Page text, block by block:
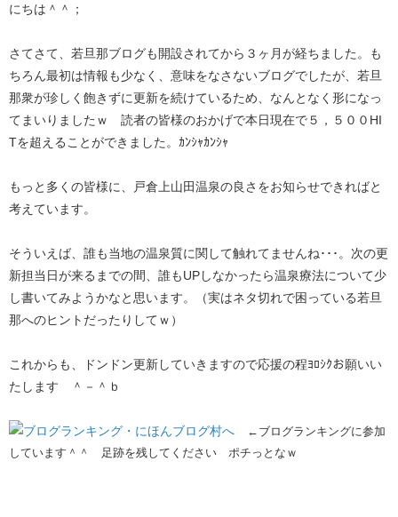
にちは＾＾；
さてさて、若旦那ブログも開設されてから３ヶ月が経ちました。も
ちろん最初は情報も少なく、意味をなさないブログでしたが、若旦
那衆が珍しく飽きずに更新を続けているため、なんとなく形になっ
てまいりましたｗ 読者の皆様のおかげで本日現在で５，５００HI
Tを超えることができました。ｶﾝｼｬｶﾝｼｬ
もっと多くの皆様に、戸倉上山田温泉の良さをお知らせできればと
考えています。
そういえば、誰も当地の温泉質に関して触れてませんね･･･。次の更
新担当日が来るまでの間、誰もUPしなかったら温泉療法について少
し書いてみようかなと思います。（実はネタ切れで困っている若旦
那へのヒントだったりしてｗ）
これからも、ドンドン更新していきますので応援の程ﾖﾛｼｸお願いい
たします ＾－＾ｂ
←ブログランキングに参加
しています＾＾ 足跡を残してください ポチっとなｗ